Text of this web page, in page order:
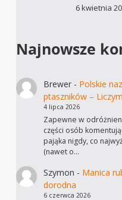
6 kwietnia
Najnowsze
Brewer- Polskie
ptaszników –
4 lipca 2026
Zapewne w
części osób
pająka nigdy, co
(nawet o…
Szymon - Manica
dorodna
6 czerwca 2026